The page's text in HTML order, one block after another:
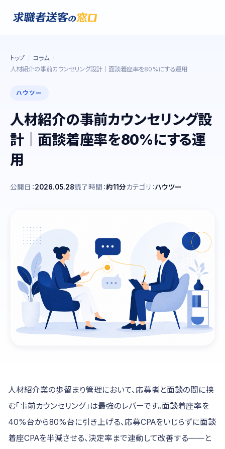
トップ
コラム
人材紹介の事前カウンセリング設計｜面談着座率を80%にする運用
ハウツー
人材紹介の事前カウンセリング設
計｜面談着座率を80%にする運
用
公開日：2026.05.28読了時間：約11分カテゴリ：ハウツー
人材紹介業の歩留まり管理において、応募者と面談の間に挟
む「事前カウンセリング」は最強のレバーです。面談着座率を
40%台から80%台に引き上げる、応募CPAをいじらずに面談
着座CPAを半減させる、決定率まで連動して改善する——と